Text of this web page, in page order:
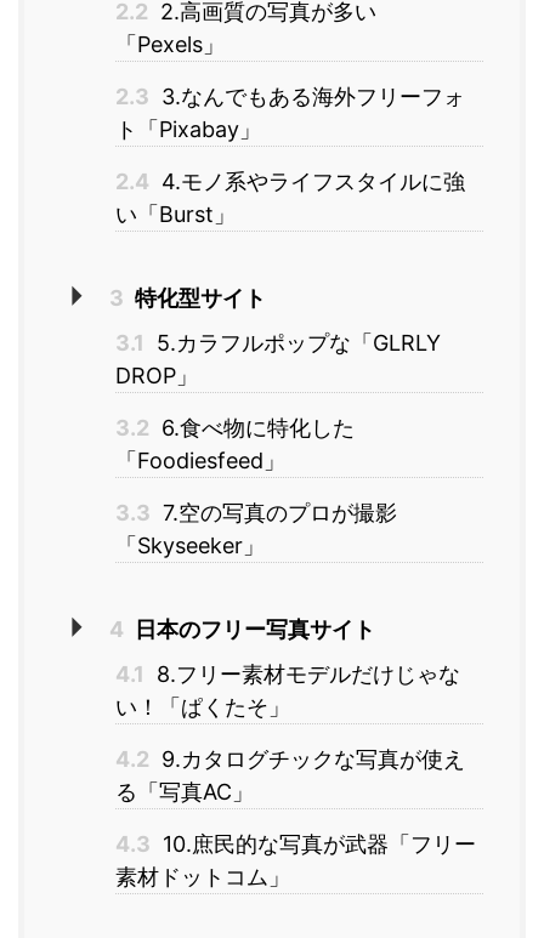
2.2 2.高画質の写真が多い
「Pexels」
2.3 3.なんでもある海外フリーフォ
ト「Pixabay」
2.4 4.モノ系やライフスタイルに強
い「Burst」
3 特化型サイト
3.1
5.カラフルポップな「GLRLY
DROP」
3.2 6.食べ物に特化した
「Foodiesfeed」
3.3 7.空の写真のプロが撮影
「Skyseeker」
4
日本のフリー写真サイト
4.1
8.フリー素材モデルだけじゃな
い！「ぱくたそ」
4.2 9.カタログチックな写真が使え
る「写真AC」
4.3 10.庶民的な写真が武器「フリー
素材ドットコム」